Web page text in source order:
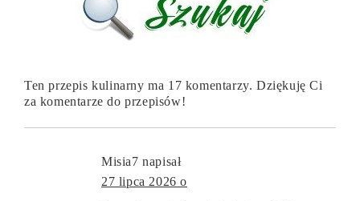
Ten przepis kulinarny ma 17 komentarzy. Dziękuję Ci
za komentarze do przepisów!
Misia7 napisał
27 lipca 2026 o